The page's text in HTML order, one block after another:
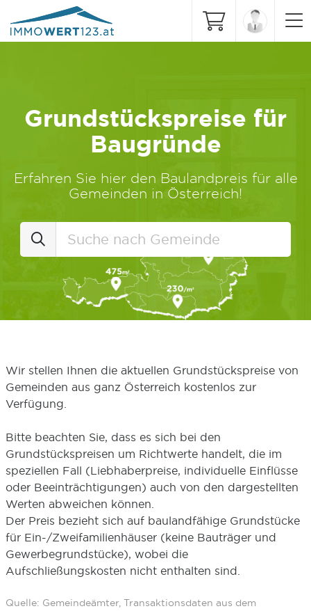
Grundstückspreise für
Baugründe
Erfahren Sie hier den Baulandpreis für alle
Gemeinden in Österreich!
Wir stellen Ihnen die aktuellen Grundstückspreise von
Gemeinden aus ganz Österreich kostenlos zur
Verfügung.
Bitte beachten Sie, dass es sich bei den
Grundstückspreisen um Richtwerte handelt, die im
speziellen Fall (Liebhaberpreise, individuelle Einflüsse
oder Beeinträchtigungen) auch von den dargestellten
Werten abweichen können.
Der Preis bezieht sich auf baulandfähige Grundstücke
für Ein-/Zweifamilienhäuser (keine Bauträger und
Gewerbegrundstücke), wobei die
Aufschließungskosten nicht enthalten sind.
Quelle: Gemeindeämter, Transaktionsdaten aus dem